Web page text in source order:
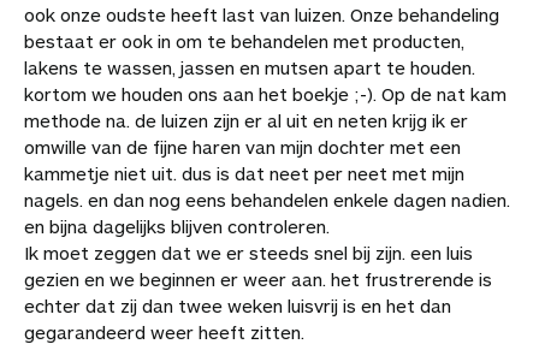
ook onze oudste heeft last van luizen. Onze behandeling
bestaat er ook in om te behandelen met producten,
lakens te wassen, jassen en mutsen apart te houden.
kortom we houden ons aan het boekje ;-). Op de nat kam
methode na. de luizen zijn er al uit en neten krijg ik er
omwille van de fijne haren van mijn dochter met een
kammetje niet uit. dus is dat neet per neet met mijn
nagels. en dan nog eens behandelen enkele dagen nadien.
en bijna dagelijks blijven controleren.
Ik moet zeggen dat we er steeds snel bij zijn. een luis
gezien en we beginnen er weer aan. het frustrerende is
echter dat zij dan twee weken luisvrij is en het dan
gegarandeerd weer heeft zitten.